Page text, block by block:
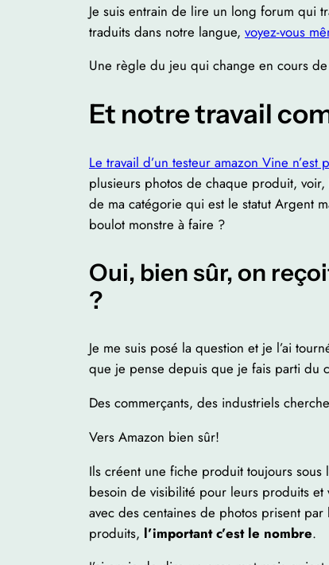
Je suis entrain de lire un long forum qui
traduits dans notre langue, voyez-vous
Une règle du jeu qui change en cours
Et notre travail
Le travail d’un testeur amazon Vine n’est
plusieurs photos de chaque produit,
de ma catégorie qui est le statut Argent
boulot monstre à faire ?
Oui, bien sûr, on
?
Je me suis posé la question et je l’ai
que je pense depuis que je fais parti du
Des commerçants, des industriels
Vers Amazon bien sûr!
Ils créent une fiche produit toujours
besoin de visibilité pour leurs produits et
avec des centaines de photos prisent
produits, l’important c’est le nombre.